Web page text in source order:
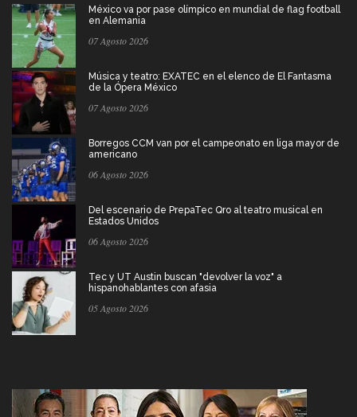
México va por pase olímpico en mundial de flag football
en Alemania
07 Agosto 2026
Música y teatro: EXATEC en el elenco de El Fantasma
de la Ópera México
07 Agosto 2026
Borregos CCM van por el campeonato en liga mayor de
americano
06 Agosto 2026
Del escenario de PrepaTec Qro al teatro musical en
Estados Unidos
06 Agosto 2026
Tec y UT Austin buscan "devolver la voz" a
hispanohablantes con afasia
05 Agosto 2026